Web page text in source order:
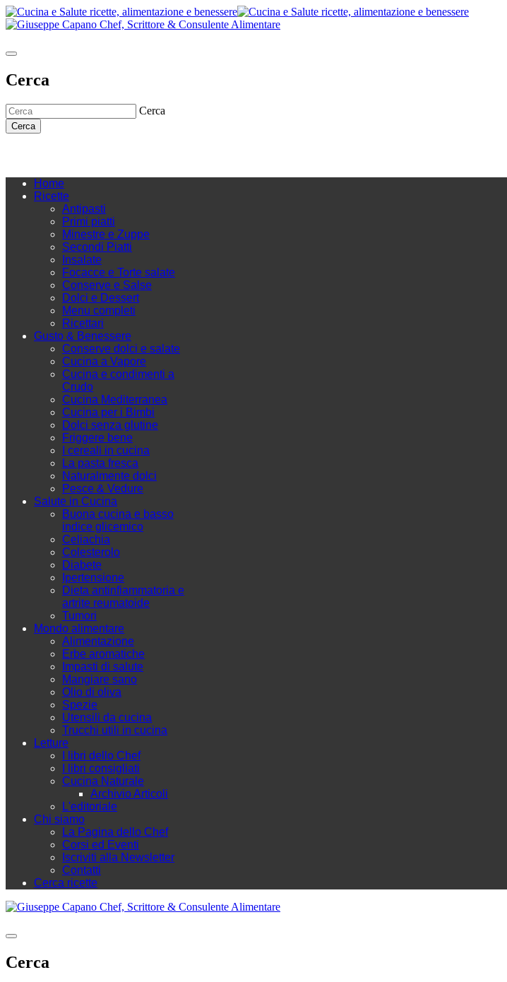
Cerca
Cerca
Cerca
Home
Ricette
Antipasti
Primi piatti
Minestre e Zuppe
Secondi Piatti
Insalate
Focacce e Torte salate
Conserve e Salse
Dolci e Dessert
Menu completi
Ricettari
Gusto & Benessere
Conserve dolci e salate
Cucina a Vapore
Cucina e condimenti a
Crudo
Cucina Mediterranea
Cucina per i Bimbi
Dolci senza glutine
Friggere bene
I cereali in cucina
La pasta fresca
Naturalmente dolci
Pesce & Vedure
Salute in Cucina
Buona cucina e basso
indice glicemico
Celiachia
Colesterolo
Diabete
Ipertensione
Dieta antinfiammatoria e
artrite reumatoide
Tumori
Mondo alimentare
Alimentazione
Erbe aromatiche
Impasti di salute
Mangiare sano
Olio di oliva
Spezie
Utensili da cucina
Trucchi utili in cucina
Letture
I libri dello Chef
I libri consigliati
Cucina Naturale
Archivio Articoli
L'editoriale
Chi siamo
La Pagina dello Chef
Corsi ed Eventi
Iscriviti alla Newsletter
Contatti
Cerca ricette
Cerca